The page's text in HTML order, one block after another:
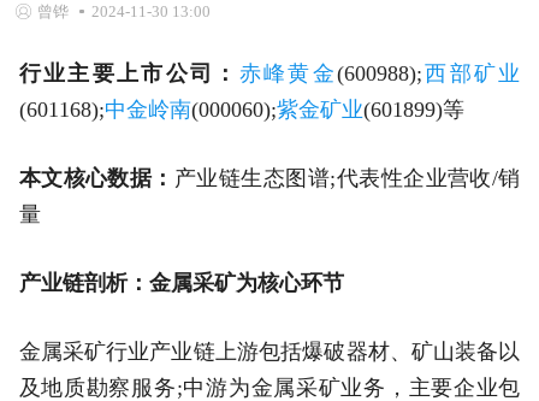
曾铧 2024-11-30 13:00
行业主要上市公司： 赤峰黄金(600988);西部矿业
(601168);中金岭南(000060);紫金矿业(601899)等
本文核心数据： 产业链生态图谱;代表性企业营收/销
量
产业链剖析：金属采矿为核心环节
金属采矿行业产业链上游包括爆破器材、矿山装备以
及地质勘察服务;中游为金属采矿业务，主要企业包